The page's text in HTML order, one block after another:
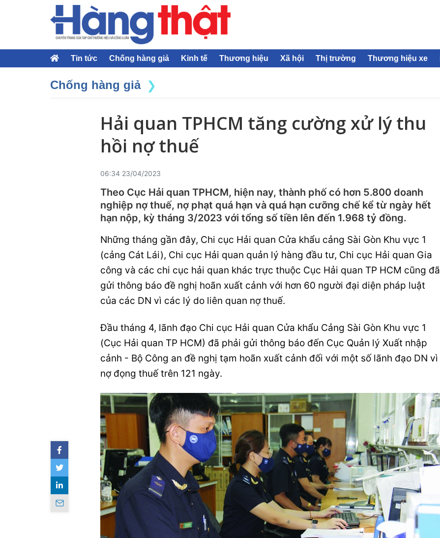
Tin tức Chống hàng giả Kinh tế Thương hiệu Xã hội Thị trường Thương hiệu xe
Chống hàng giả
Hải quan TPHCM tăng cường xử lý thu
hồi nợ thuế
06:34 23/04/2023
Theo Cục Hải quan TPHCM, hiện nay, thành phố có hơn 5.800 doanh
nghiệp nợ thuế, nợ phạt quá hạn và quá hạn cưỡng chế kể từ ngày hết
hạn nộp, kỳ tháng 3/2023 với tổng số tiền lên đến 1.968 tỷ đồng.
Những tháng gần đây, Chi cục Hải quan Cửa khẩu cảng Sài Gòn Khu vực 1
(cảng Cát Lái), Chi cục Hải quan quản lý hàng đầu tư, Chi cục Hải quan Gia
công và các chi cục hải quan khác trực thuộc Cục Hải quan TP HCM cũng đã
gửi thông báo đề nghị hoãn xuất cảnh với hơn 60 người đại diện pháp luật
của các DN vì các lý do liên quan nợ thuế.
Đầu tháng 4, lãnh đạo Chi cục Hải quan Cửa khẩu Cảng Sài Gòn Khu vực 1
(Cục Hải quan TP HCM) đã phải gửi thông báo đến Cục Quản lý Xuất nhập
cảnh - Bộ Công an đề nghị tạm hoãn xuất cảnh đối với một số lãnh đạo DN vì
nợ đọng thuế trên 121 ngày.